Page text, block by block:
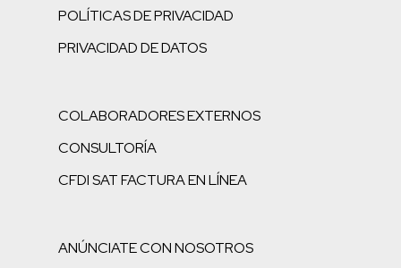
POLÍTICAS DE PRIVACIDAD
PRIVACIDAD DE DATOS
COLABORADORES EXTERNOS
CONSULTORÍA
CFDI SAT FACTURA EN LÍNEA
ANÚNCIATE CON NOSOTROS